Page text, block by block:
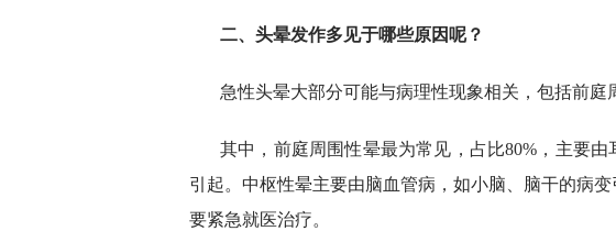
二、头晕发作多见于哪些原因呢？
急性头晕大部分可能与病理性现象相关，包括前庭
其中，前庭周围性晕最为常见，占比80%，主要
引起。中枢性晕主要由脑血管病，如小脑、脑干的病
要紧急就医治疗。